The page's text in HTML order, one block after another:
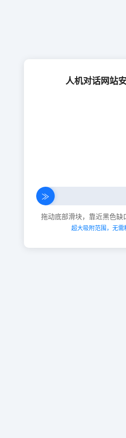
人机对话网站
≫
拖动底部滑块，靠近黑色缺
超大吸附范围，无需